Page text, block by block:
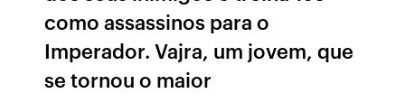
como assassinos para o
Imperador. Vajra, um jovem, que
se tornou o maior